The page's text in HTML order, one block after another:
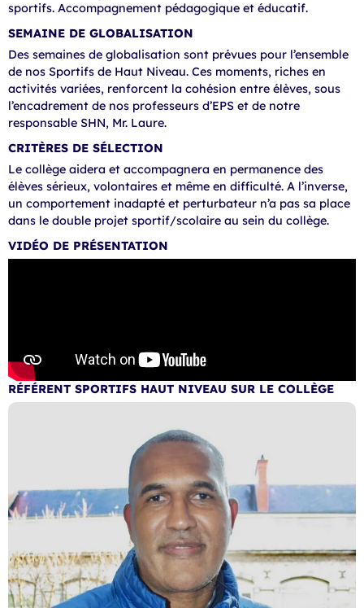
sportifs. Accompagnement pédagogique et éducatif.
SEMAINE DE GLOBALISATION
Des semaines de globalisation sont prévues pour l’ensemble
de nos Sportifs de Haut Niveau. Ces moments, riches en
activités variées, renforcent la cohésion entre élèves, sous
l’encadrement de nos professeurs d’EPS et de notre
responsable SHN, Mr. Laure.
CRITÈRES DE SÉLECTION
Le collège aidera et accompagnera en permanence des
élèves sérieux, volontaires et même en difficulté. A l’inverse,
un comportement inadapté et perturbateur n’a pas sa place
dans le double projet sportif/scolaire au sein du collège.
VIDÉO DE PRÉSENTATION
RÉFÉRENT SPORTIFS HAUT NIVEAU SUR LE COLLÈGE